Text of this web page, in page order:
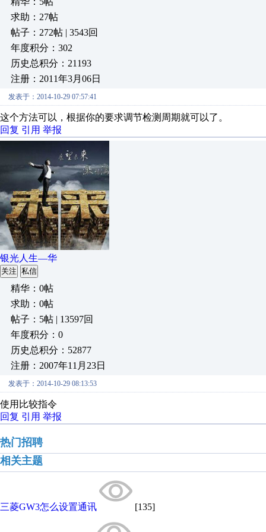
求助：27帖
帖子：272帖 | 3543回
年度积分：302
历史总积分：21193
注册：2011年3月06日
发表于：2014-10-29 07:57:41
这个方法可以，根据你的要求调节检测周期就可以了。
回复 引用 举报
银光人生—华
关注 私信
精华：0帖
求助：0帖
帖子：5帖 | 13597回
年度积分：0
历史总积分：52877
注册：2007年11月23日
发表于：2014-10-29 08:13:53
使用比较指令
回复 引用 举报
热门招聘
相关主题
三菱GW3怎么设置通讯 [135]